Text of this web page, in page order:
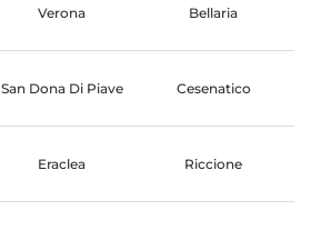
Verona Bellaria
San Dona Di Piave Cesenatico
Eraclea Riccione